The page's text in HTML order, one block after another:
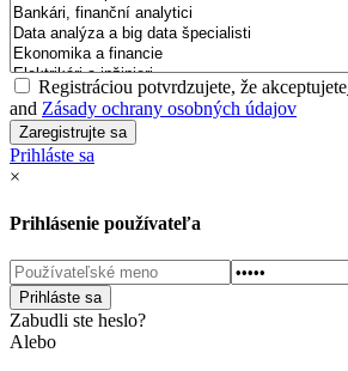
Registráciou potvrdzujete, že akceptujete
and Zásady ochrany osobných údajov
Prihláste sa
×
Prihlásenie používateľa
Zabudli ste heslo?
Alebo